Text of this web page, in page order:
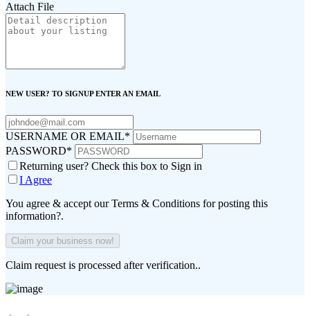
Attach File
NEW USER? TO SIGNUP ENTER AN EMAIL
USERNAME OR EMAIL*
PASSWORD*
Returning user? Check this box to Sign in
I Agree
You agree & accept our Terms & Conditions for posting this
information?.
Claim request is processed after verification..